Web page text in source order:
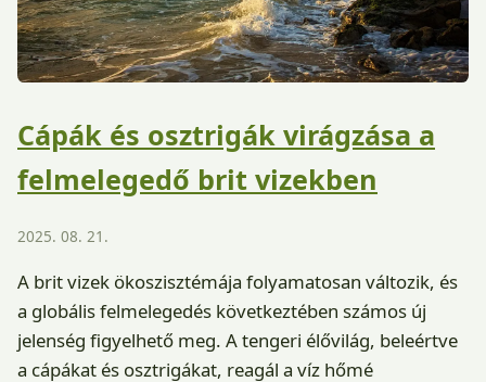
Cápák és osztrigák virágzása a
felmelegedő brit vizekben
2025. 08. 21.
A brit vizek ökoszisztémája folyamatosan változik, és
a globális felmelegedés következtében számos új
jelenség figyelhető meg. A tengeri élővilág, beleértve
a cápákat és osztrigákat, reagál a víz hőmé